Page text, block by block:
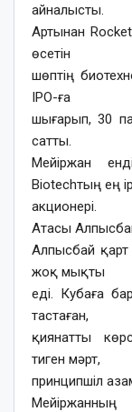
айналысты.
Артынан
өсетін
шөптің
IPO-ға
шығарып, 30
сатты.
Мейіржан
Biotechтың ең
акционері.
Атасы
Алпысбай қарт
жоқ мықты
еді. Кубаға
тастаған,
қиянатты
тиген мәрт,
принципшіл